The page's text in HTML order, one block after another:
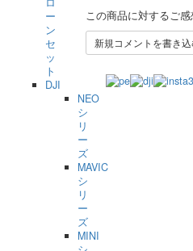
この商品に対するご感
新規コメントを書き
ー
ン
セ
ッ
ト
DJI
NEO
シ
リ
ー
ズ
MAVIC
シ
リ
ー
ズ
MINI